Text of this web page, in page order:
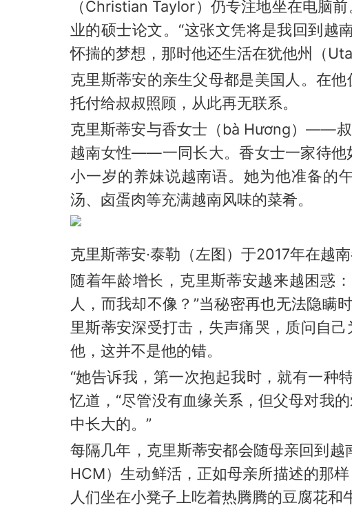
（Christian Taylor）仍专注地坐在电脑
业的硕士论文。“这张文凭将是我回到越
怀揣的梦想，那时他还生活在犹他州（
克里斯蒂安的亲生父母都是美国人。在
托付给叔叔照顾，从此再无联系。
克里斯蒂安与香女士（bà Hương）——
越南女性——一同长大。香女士一家待他
小一岁的养妹说越南语。她为他准备的
汤、卤蛋肉等充满越南风味的菜肴。
克里斯蒂安·泰勒（左图）于2017年在越
随着年龄增长，克里斯蒂安越来越困惑
人，而我却不像？”当秘密再也无法隐瞒
里斯蒂安深受打击，失声痛哭，质问自
他，这并不是他的错。
“她告诉我，第一次抱起我时，就有一种
忆道，“尽管没有血缘关系，但父母对我
中长大的。”
每隔几年，克里斯蒂安都会随母亲回到
HCM）生动鲜活，正如母亲所描述的那
人们坐在小凳子上吃着热腾腾的豆腐花和